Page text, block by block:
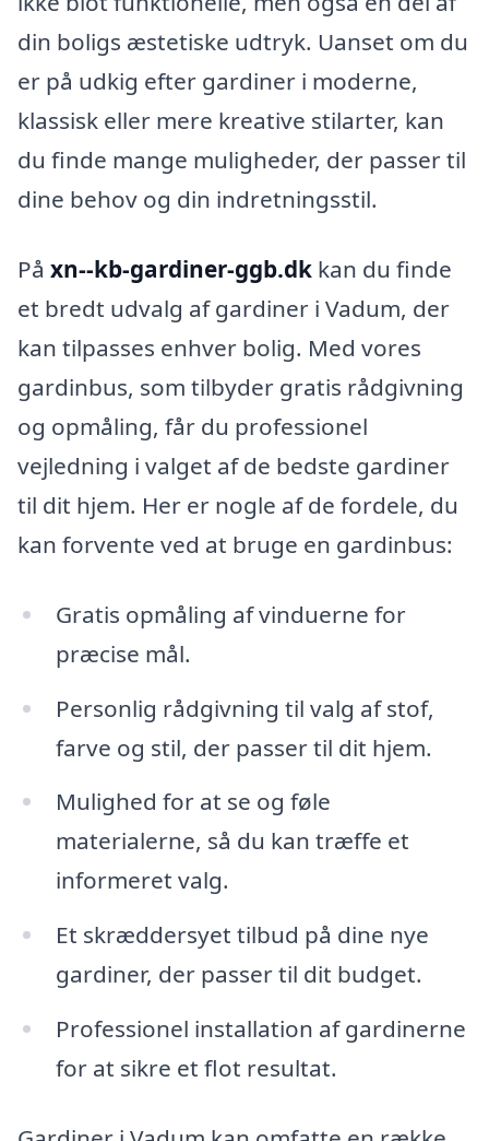
din boligs æstetiske udtryk. Uanset om du
er på udkig efter gardiner i moderne,
klassisk eller mere kreative stilarter, kan
du finde mange muligheder, der passer til
dine behov og din indretningsstil.
På xn--kb-gardiner-ggb.dk kan du finde
et bredt udvalg af gardiner i Vadum, der
kan tilpasses enhver bolig. Med vores
gardinbus, som tilbyder gratis rådgivning
og opmåling, får du professionel
vejledning i valget af de bedste gardiner
til dit hjem. Her er nogle af de fordele, du
kan forvente ved at bruge en gardinbus:
Gratis opmåling af vinduerne for
præcise mål.
Personlig rådgivning til valg af stof,
farve og stil, der passer til dit hjem.
Mulighed for at se og føle
materialerne, så du kan træffe et
informeret valg.
Et skræddersyet tilbud på dine nye
gardiner, der passer til dit budget.
Professionel installation af gardinerne
for at sikre et flot resultat.